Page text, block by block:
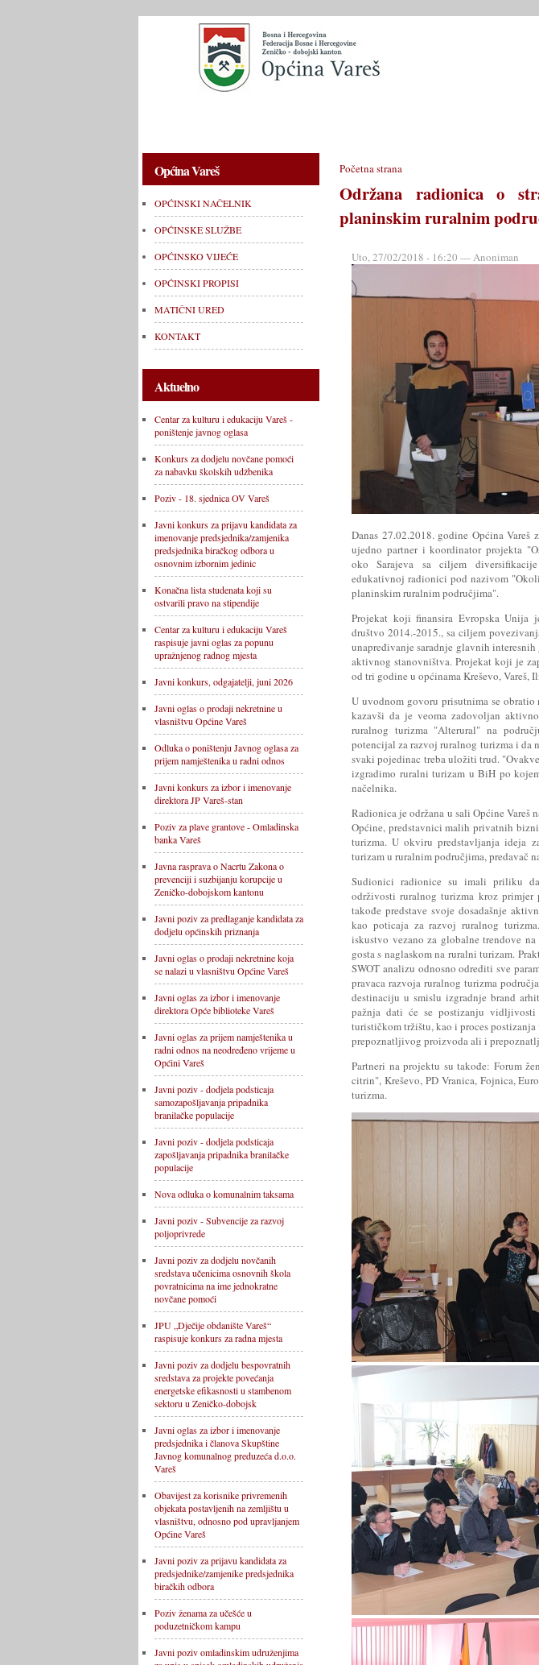
Općina Vareš
OPĆINSKI NAČELNIK
OPĆINSKE SLUŽBE
OPĆINSKO VIJEĆE
OPĆINSKI PROPISI
MATIČNI URED
KONTAKT
Aktuelno
Centar za kulturu i edukaciju Vareš -
poništenje javnog oglasa
Konkurs za dodjelu novčane pomoći
za nabavku školskih udžbenika
Poziv - 18. sjednica OV Vareš
Javni konkurs za prijavu kandidata za
imenovanje predsjednika/zamjenika
predsjednika biračkog odbora u
osnovnim izbornim jedinic
Konačna lista studenata koji su
ostvarili pravo na stipendije
Centar za kulturu i edukaciju Vareš
raspisuje javni oglas za popunu
upražnjenog radnog mjesta
Javni konkurs, odgajatelji, juni 2026
Javni oglas o prodaji nekretnine u
vlasništvu Općine Vareš
Odluka o poništenju Javnog oglasa za
prijem namještenika u radni odnos
Javni konkurs za izbor i imenovanje
direktora JP Vareš-stan
Poziv za plave grantove - Omladinska
banka Vareš
Javna rasprava o Nacrtu Zakona o
prevenciji i suzbijanju korupcije u
Zeničko-dobojskom kantonu
Javni poziv za predlaganje kandidata za
dodjelu općinskih priznanja
Javni oglas o prodaji nekretnine koja
se nalazi u vlasništvu Općine Vareš
Javni oglas za izbor i imenovanje
direktora Opće biblioteke Vareš
Javni oglas za prijem namještenika u
radni odnos na neodređeno vrijeme u
Općini Vareš
Javni poziv - dodjela podsticaja
samozapošljavanja pripadnika
branilačke populacije
Javni poziv - dodjela podsticaja
zapošljavanja pripadnika branilačke
populacije
Nova odluka o komunalnim taksama
Javni poziv - Subvencije za razvoj
poljoprivrede
Javni poziv za dodjelu novčanih
sredstava učenicima osnovnih škola
povratnicima na ime jednokratne
novčane pomoći
JPU „Dječije obdanište Vareš“
raspisuje konkurs za radna mjesta
Javni poziv za dodjelu bespovratnih
sredstava za projekte povećanja
energetske efikasnosti u stambenom
sektoru u Zeničko-dobojsk
Javni oglas za izbor i imenovanje
predsjednika i članova Skupštine
Javnog komunalnog preduzeća d.o.o.
Vareš
Obavijest za korisnike privremenih
objekata postavljenih na zemljištu u
vlasništvu, odnosno pod upravljanjem
Općine Vareš
Javni poziv za prijavu kandidata za
predsjednike/zamjenike predsjednika
biračkih odbora
Poziv ženama za učešće u
poduzetničkom kampu
Javni poziv omladinskim udruženjima
Početna strana
Održana radionica o
planinskim ruralnim
Uto, 27/02/2018 - 16:20 — Anoniman
Danas 27.02.2018. godine Općina
ujedno partner i koordinator projekta
oko Sarajeva sa ciljem
edukativnoj radionici pod nazivom
planinskim ruralnim područjima".
Projekat koji finansira Evropska Unija
društvo 2014.-2015., sa ciljem
unapređivanje saradnje glavnih
aktivnog stanovništva. Projekat koji je
od tri godine u općinama Kreševo, Vareš,
U uvodnom govoru prisutnima se
kazavši da je veoma zadovoljan
ruralnog turizma "Alterural" na
potencijal za razvoj ruralnog turizma i da
svaki pojedinac treba uložiti trud.
izgradimo ruralni turizam u BiH po
načelnika.
Radionica je održana u sali Općine
Općine, predstavnici malih privatnih
turizma. U okviru predstavljanja ideja
turizam u ruralnim područjima, predavač
Sudionici radionice su imali priliku
održivosti ruralnog turizma kroz
takođe predstave svoje dosadašnje
kao poticaja za razvoj ruralnog
iskustvo vezano za globalne trendove
gosta s naglaskom na ruralni turizam.
SWOT analizu odnosno odrediti sve
pravaca razvoja ruralnog turizma
destinaciju u smislu izgradnje brand
pažnja dati će se postizanju
turističkom tržištu, kao i proces
prepoznatljivog proizvoda ali i
Partneri na projektu su takođe: Forum
citrin", Kreševo, PD Vranica, Fojnica,
turizma.